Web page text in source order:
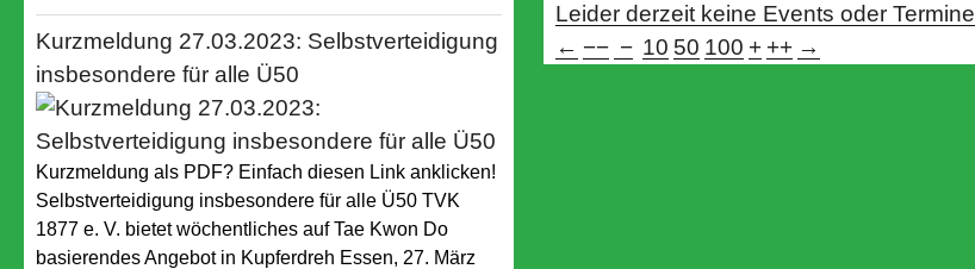
Kurzmeldung 27.03.2023: Selbstverteidigung
insbesondere für alle Ü50
Kurzmeldung als PDF? Einfach diesen Link anklicken!
Selbstverteidigung insbesondere für alle Ü50 TVK
1877 e. V. bietet wöchentliches auf Tae Kwon Do
basierendes Angebot in Kupferdreh Essen, 27. März
Leider derzeit keine Events oder Termine
← −− − 10 50 100 + ++ →